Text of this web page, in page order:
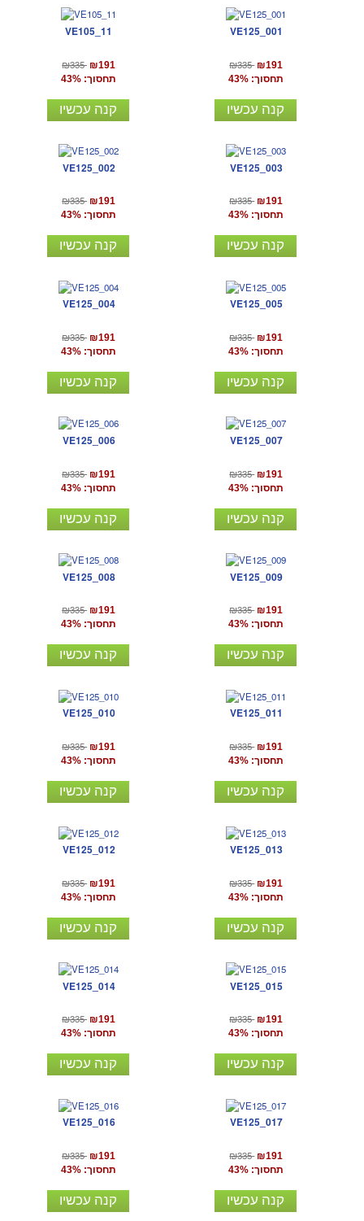
VE105_11
₪335 ₪191
תחסוך: 43%
קנה עכשיו
VE125_001
₪335 ₪191
תחסוך: 43%
קנה עכשיו
VE125_002
₪335 ₪191
תחסוך: 43%
קנה עכשיו
VE125_003
₪335 ₪191
תחסוך: 43%
קנה עכשיו
VE125_004
₪335 ₪191
תחסוך: 43%
קנה עכשיו
VE125_005
₪335 ₪191
תחסוך: 43%
קנה עכשיו
VE125_006
₪335 ₪191
תחסוך: 43%
קנה עכשיו
VE125_007
₪335 ₪191
תחסוך: 43%
קנה עכשיו
VE125_008
₪335 ₪191
תחסוך: 43%
קנה עכשיו
VE125_009
₪335 ₪191
תחסוך: 43%
קנה עכשיו
VE125_010
₪335 ₪191
תחסוך: 43%
קנה עכשיו
VE125_011
₪335 ₪191
תחסוך: 43%
קנה עכשיו
VE125_012
₪335 ₪191
תחסוך: 43%
קנה עכשיו
VE125_013
₪335 ₪191
תחסוך: 43%
קנה עכשיו
VE125_014
₪335 ₪191
תחסוך: 43%
קנה עכשיו
VE125_015
₪335 ₪191
תחסוך: 43%
קנה עכשיו
VE125_016
₪335 ₪191
תחסוך: 43%
קנה עכשיו
VE125_017
₪335 ₪191
תחסוך: 43%
קנה עכשיו